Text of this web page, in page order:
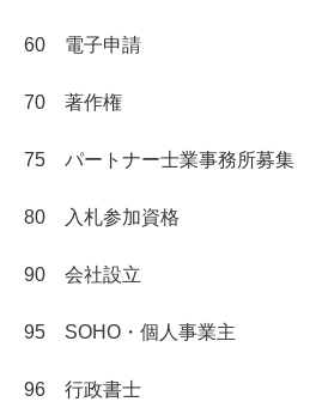
60 電子申請
70 著作権
75 パートナー士業事務所募集
80 入札参加資格
90 会社設立
95 SOHO・個人事業主
96 行政書士